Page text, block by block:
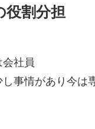
役割分担
会社員
事情があり今は